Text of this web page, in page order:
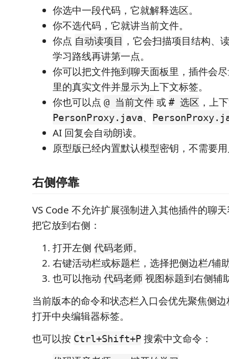
你选中一段代码，它就解释选区。
你不选代码，它就讲当前文件。
你点 自动读项目 ，它会扫描项目结构、
学习路线再讲第一点。
你可以把文件拖到聊天面板里，插件会
里的真实文件并显示为上下文标签。
你也可以点 @ 当前文件 或 # 选区 ，上
PersonProxy.java、
AI 回复会自动朗读。
原型版已经内置默认模型密钥，不需要
右侧停靠
VS Code 不允许扩展强制进入其他插件的聊
把它放到右侧：
打开左侧 代码老师。
右键活动栏或标题栏，选择把侧边栏/辅
也可以拖动 代码老师 视图标题到右侧辅
当前版本的命令和状态栏入口会优先聚焦侧
打开中央编辑器标签。
也可以按 Ctrl+Shift+P 搜索中文命令：